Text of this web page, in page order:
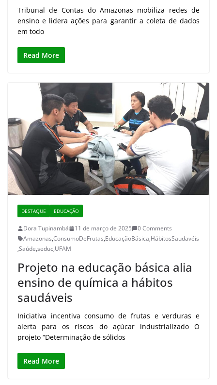
Tribunal de Contas do Amazonas mobiliza redes de
ensino e lidera ações para garantir a coleta de dados
em todo
Read More
DESTAQUE EDUCAÇÃO
Dora Tupinambá 11 de março de 2025
0 Comments
Amazonas,ConsumoDeFrutas,EducaçãoBásica,HábitosSaudavéis
,Saúde,seduc,UFAM
Projeto na educação básica alia
ensino de química a hábitos
saudáveis
Iniciativa incentiva consumo de frutas e verduras e
alerta para os riscos do açúcar industrializado O
projeto “Determinação de sólidos
Read More